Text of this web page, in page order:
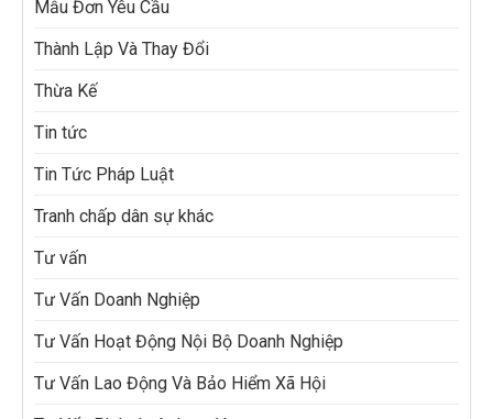
Mẫu Đơn Yêu Cầu
Thành Lập Và Thay Đổi
Thừa Kế
Tin tức
Tin Tức Pháp Luật
Tranh chấp dân sự khác
Tư vấn
Tư Vấn Doanh Nghiệp
Tư Vấn Hoạt Động Nội Bộ Doanh Nghiệp
Tư Vấn Lao Động Và Bảo Hiểm Xã Hội